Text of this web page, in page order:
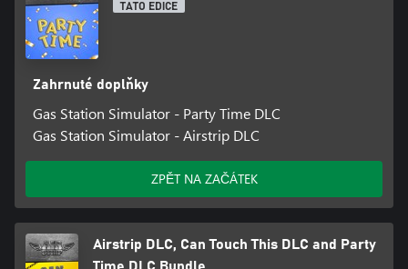
TATO EDICE
Zahrnuté doplňky
Gas Station Simulator - Party Time DLC
Gas Station Simulator - Airstrip DLC
ZPĚT NA ZAČÁTEK
Airstrip DLC, Can Touch This DLC and Party